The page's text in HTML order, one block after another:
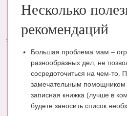
Несколько
рекомендаций
Большая проблема мам –
разнообразных дел, не
сосредоточиться на чем-то.
замечательным помощником
записная книжка (лучше в
будете заносить список